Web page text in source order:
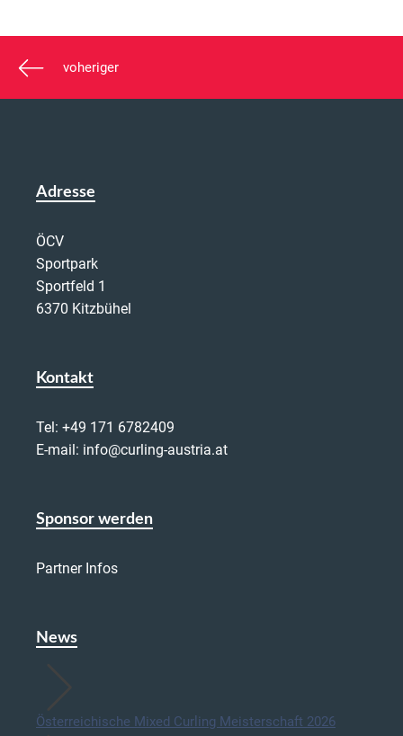
voheriger
Adresse
ÖCV
Sportpark
Sportfeld 1
6370 Kitzbühel
Kontakt
Tel: +49 171 6782409
E-mail: info@curling-austria.at
Sponsor werden
Partner Infos
News
Österreichische Mixed Curling Meisterschaft 2026